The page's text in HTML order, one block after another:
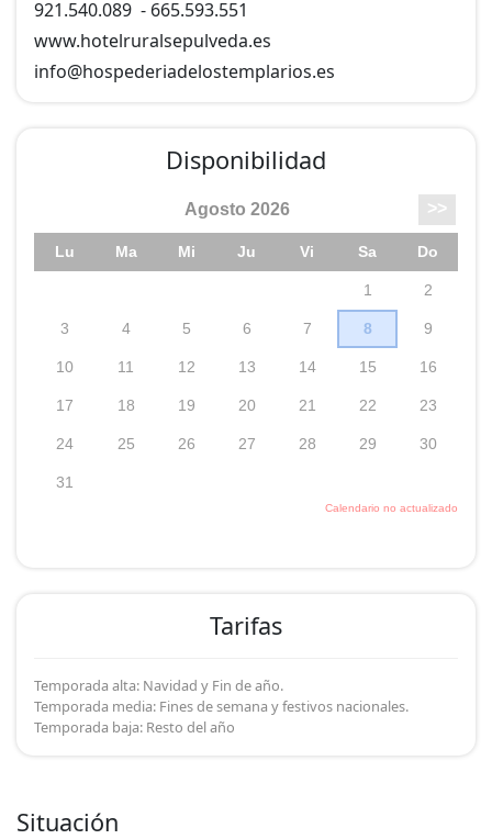
921.540.089 - 665.593.551
www.hotelruralsepulveda.es
info@hospederiadelostemplarios.es
Disponibilidad
Situación
Tarifas
Temporada alta: Navidad y Fin de año.
Temporada media: Fines de semana y festivos nacionales.
Temporada baja: Resto del año